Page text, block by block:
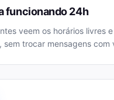
funcionando 24h
veem os horários livres
sem trocar mensagens com